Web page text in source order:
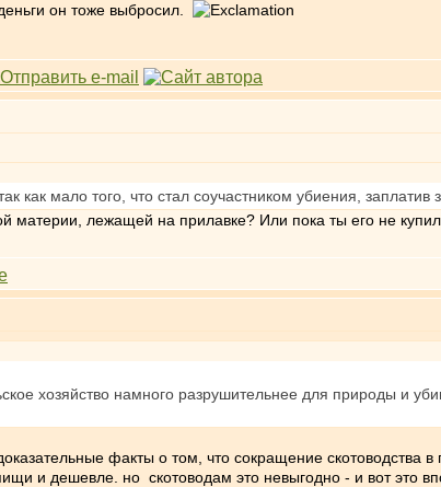
он тоже выбросил.
как мало того, что стал соучастником убиения, заплатив
материи, лежащей на прилавке? Или пока ты его не
хозяйство намного разрушительнее для природы и
факты о том, что сокращение скотоводства в
и дешевле. но скотоводам это невыгодно - и вот это